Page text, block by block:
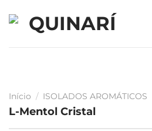
to
Início / ISOLADOS AROMÁTICOS
L-Mentol Cristal